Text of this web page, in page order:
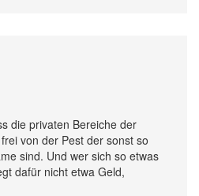
die privaten Bereiche der
von der Pest der sonst so
sind. Und wer sich so etwas
dafür nicht etwa Geld,